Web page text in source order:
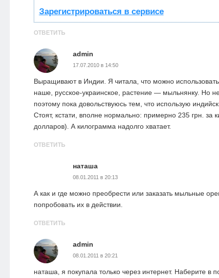
Зарегистрироваться в сервисе
ОТВЕТИТЬ
admin
17.07.2010 в 14:50
Выращивают в Индии. Я читала, что можно использовать
наше, русское-украинское, растение — мыльнянку. Но
поэтому пока довольствуюсь тем, что использую
Стоят, кстати, вполне нормально: примерно 235 грн. за
долларов). А килограмма надолго хватает.
ОТВЕТИТЬ
наташа
08.01.2011 в 20:13
А как и где можно преобрести или заказать мыльные
попробовать их в действии.
ОТВЕТИТЬ
admin
08.01.2011 в 20:21
наташа, я покупала только через интернет. Наберите в